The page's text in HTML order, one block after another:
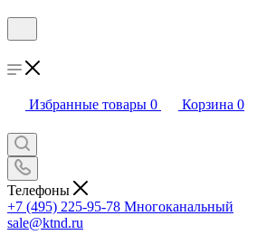
Избранные товары 0 Корзина 0
Телефоны
+7 (495) 225-95-78 Многоканальный
sale@ktnd.ru